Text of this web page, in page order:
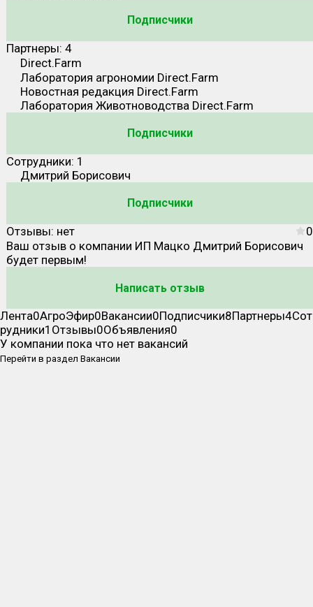
Подписчики
Партнеры: 4
Direct.Farm
Лаборатория агрономии Direct.Farm
Новостная редакция Direct.Farm
Лаборатория Животноводства Direct.Farm
Подписчики
Сотрудники: 1
Дмитрий Борисович
Подписчики
Отзывы: нет
0
Ваш отзыв о компании ИП Мацко Дмитрий Борисович
будет первым!
Написать отзыв
Лента0АгроЭфир0Вакансии0Подписчики8Партнеры4Сот
рудники1 Отзывы0Объявления0
У компании пока что нет вакансий
Перейти в раздел Вакансии